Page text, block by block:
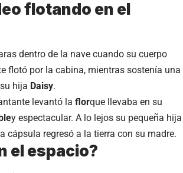
flotando en el
dentro de la nave cuando su cuerpo
flotó por la cabina, mientras sostenía una
hija Daisy.
levantó la florque llevaba en su
y espectacular. A lo lejos su pequeña hija
cápsula regresó a la tierra con su madre.
el espacio?